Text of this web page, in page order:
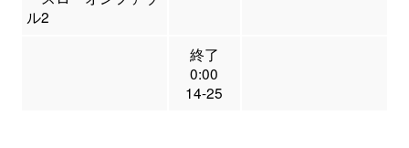
ル2
終了
0:00
14-25